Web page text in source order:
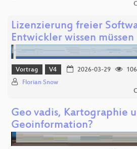
Lizenzierung freier
Entwickler wissen müssen
Vortrag V4 2026-03-29
106
Florian Snow
Geo vadis, Kartographie
Geoinformation?